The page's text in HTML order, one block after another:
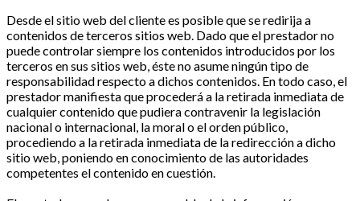
Desde el sitio web del cliente es posible que se redirija a
contenidos de terceros sitios web. Dado que el prestador no
puede controlar siempre los contenidos introducidos por los
terceros en sus sitios web, éste no asume ningún tipo de
responsabilidad respecto a dichos contenidos. En todo caso, el
prestador manifiesta que procederá a la retirada inmediata de
cualquier contenido que pudiera contravenir la legislación
nacional o internacional, la moral o el orden público,
procediendo a la retirada inmediata de la redirección a dicho
sitio web, poniendo en conocimiento de las autoridades
competentes el contenido en cuestión.